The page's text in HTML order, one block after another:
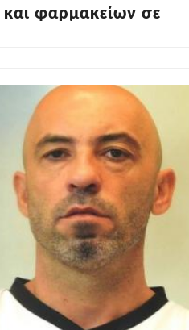
φαρμακείων σε